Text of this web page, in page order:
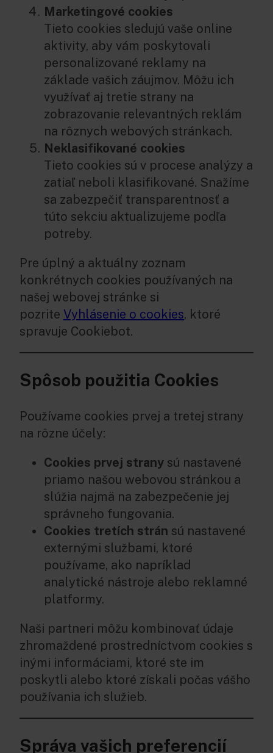
Marketingové cookies
Tieto cookies sledujú vaše online
aktivity, aby vám poskytovali
personalizované reklamy na
základe vašich záujmov. Môžu ich
využívať aj tretie strany na
zobrazovanie relevantných reklám
na rôznych webových stránkach.
Neklasifikované cookies
Tieto cookies sú v procese analýzy a
zatiaľ neboli klasifikované. Snažíme
sa zabezpečiť transparentnosť a
túto sekciu aktualizujeme podľa
potreby.
Pre úplný a aktuálny zoznam
konkrétnych cookies používaných na
našej webovej stránke si
pozrite Vyhlásenie o cookies, ktoré
spravuje Cookiebot.
Spôsob použitia Cookies
Používame cookies prvej a tretej strany
na rôzne účely:
Cookies prvej strany sú nastavené
priamo našou webovou stránkou a
slúžia najmä na zabezpečenie jej
správneho fungovania.
Cookies tretích strán sú nastavené
externými službami, ktoré
používame, ako napríklad
analytické nástroje alebo reklamné
platformy.
Naši partneri môžu kombinovať údaje
zhromaždené prostredníctvom cookies s
inými informáciami, ktoré ste im
poskytli alebo ktoré získali počas vášho
používania ich služieb.
Správa vašich preferencií